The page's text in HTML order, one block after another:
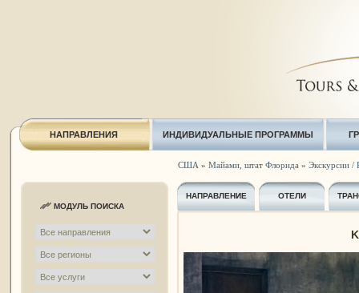
НАПРАВЛЕНИЯ ИНДИВИДУАЛЬНЫЕ ПРОГРАММЫ
МОДУЛЬ ПОИСКА
США » Майами, штат Флорида » Экскурсии /
НАПРАВЛЕНИЕ ОТЕЛИ